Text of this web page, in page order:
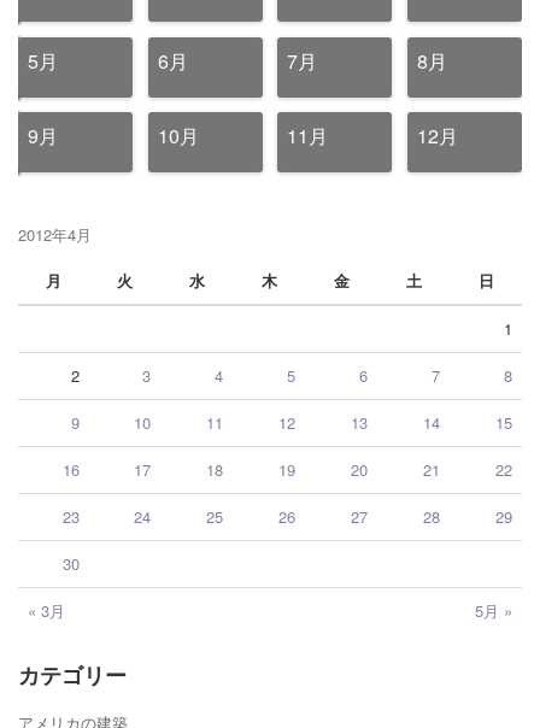
5月 6月 7月 8月
9月 10月 11月 12月
2012年4月
月
火 水 木 金 土 日
« 3月 5月 »
1
2 3 4 5 6 7 8
9 10 11 12 13 14 15
16 17 18 19 20 21 22
23 24 25 26 27 28 29
30
カテゴリー
アメリカの建築